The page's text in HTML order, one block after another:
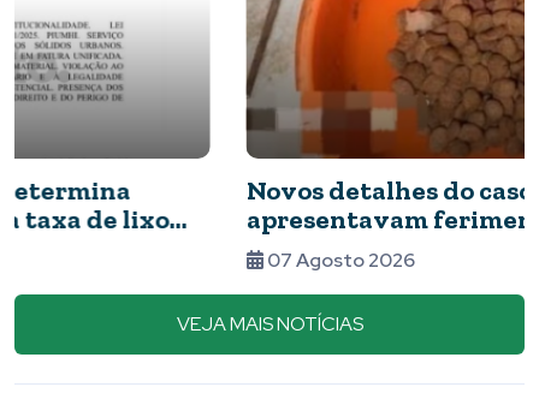
Novos detalhes do caso: cães resgatados
apresentavam ferimentos e comida com
VEJA MAIS NOTÍCIAS